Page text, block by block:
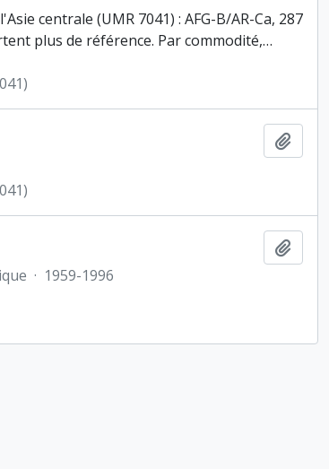
centrale (UMR 7041) : AFG-B/AR-Ca, 287
plus de référence. Par commodité,…
· 1959-1996